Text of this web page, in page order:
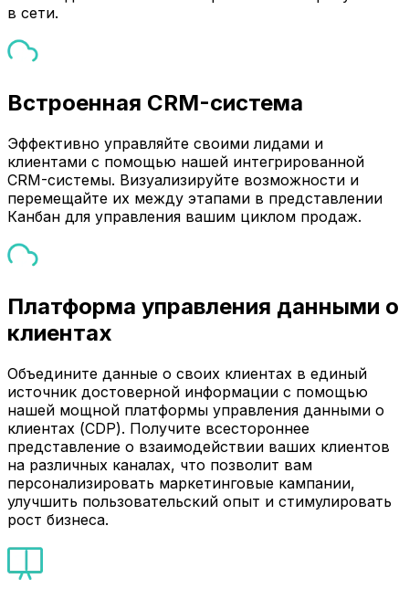
в сети.
Встроенная CRM-система
Эффективно управляйте своими лидами и
клиентами с помощью нашей интегрированной
CRM-системы. Визуализируйте возможности и
перемещайте их между этапами в представлении
Канбан для управления вашим циклом продаж.
Платформа управления данными о
клиентах
Объедините данные о своих клиентах в единый
источник достоверной информации с помощью
нашей мощной платформы управления данными о
клиентах (CDP). Получите всестороннее
представление о взаимодействии ваших клиентов
на различных каналах, что позволит вам
персонализировать маркетинговые кампании,
улучшить пользовательский опыт и стимулировать
рост бизнеса.